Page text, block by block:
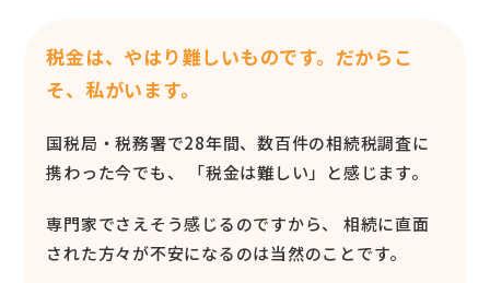
税金は、やはり難しいものです。だからこ
そ、私がいます。
国税局・税務署で28年間、数百件の相続税調査に
携わった今でも、
「税金は難しい」と感じます。
専門家でさえそう感じるのですから、
相続に直面
された方々が不安になるのは当然のことです。